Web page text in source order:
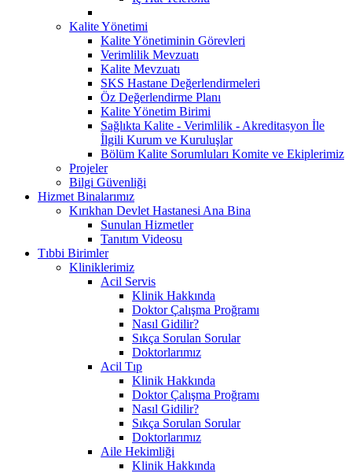
Kalite Yönetimi
Kalite Yönetiminin Görevleri
Verimlilik Mevzuatı
Kalite Mevzuatı
SKS Hastane Değerlendirmeleri
Öz Değerlendirme Planı
Kalite Yönetim Birimi
Sağlıkta Kalite - Verimlilik - Akreditasyon İle
İlgili Kurum ve Kuruluşlar
Bölüm Kalite Sorumluları Komite ve Ekiplerimiz
Projeler
Bilgi Güvenliği
Hizmet Binalarımız
Kırıkhan Devlet Hastanesi Ana Bina
Sunulan Hizmetler
Tanıtım Videosu
Tıbbi Birimler
Kliniklerimiz
Acil Servis
Klinik Hakkında
Doktor Çalışma Proğramı
Nasıl Gidilir?
Sıkça Sorulan Sorular
Doktorlarımız
Acil Tıp
Klinik Hakkında
Doktor Çalışma Proğramı
Nasıl Gidilir?
Sıkça Sorulan Sorular
Doktorlarımız
Aile Hekimliği
Klinik Hakkında